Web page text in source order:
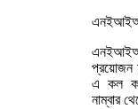
প্রয়োজন
এ কল
নাম্বার